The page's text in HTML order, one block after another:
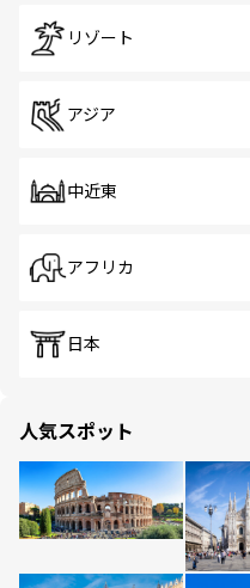
リゾート
アジア
中近東
アフリカ
日本
人気スポット